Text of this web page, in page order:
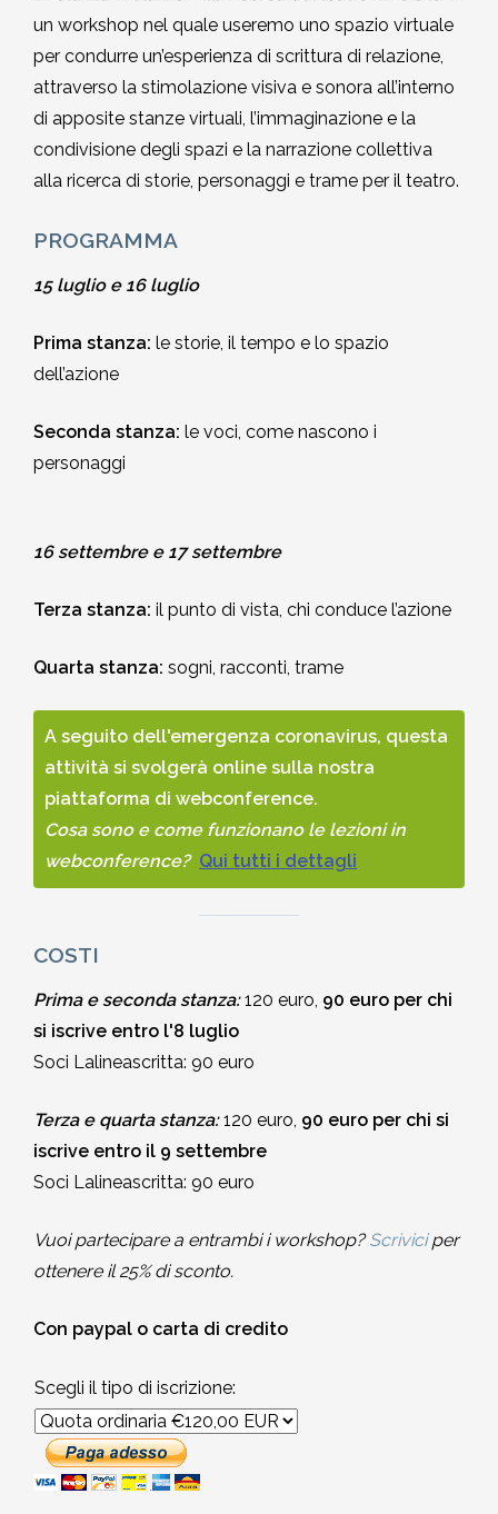
un workshop nel quale useremo uno spazio virtuale
per condurre un’esperienza di scrittura di relazione,
attraverso la stimolazione visiva e sonora all’interno
di apposite stanze virtuali, l’immaginazione e la
condivisione degli spazi e la narrazione collettiva
alla ricerca di storie, personaggi e trame per il teatro.
PROGRAMMA
15 luglio e 16 luglio
Prima stanza: le storie, il tempo e lo spazio
dell’azione
Seconda stanza: le voci, come nascono i
personaggi
16 settembre e 17 settembre
Terza stanza: il punto di vista, chi conduce l’azione
Quarta stanza: sogni, racconti, trame
A seguito dell'emergenza coronavirus, questa
attività si svolgerà online sulla nostra
piattaforma di webconference.
Cosa sono e come funzionano le lezioni in
webconference? Qui tutti i dettagli
COSTI
Prima e seconda stanza: 120 euro, 90 euro per chi
si iscrive entro l'8 luglio
Soci Lalineascritta: 90 euro
Terza e quarta stanza:120 euro, 90 euro per chi si
iscrive entro il 9 settembre
Soci Lalineascritta: 90 euro
Vuoi partecipare a entrambi i workshop?Scriviciper
ottenere il 25% di sconto.
Con paypal o carta di credito
Scegli il tipo di iscrizione:
Dal 1993 al 2000